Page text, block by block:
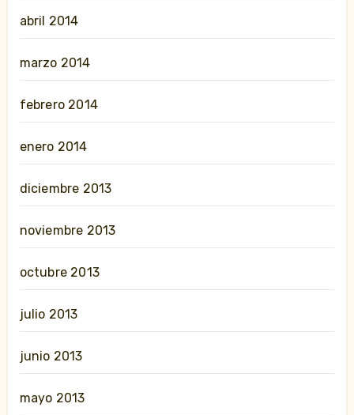
abril 2014
marzo 2014
febrero 2014
enero 2014
diciembre 2013
noviembre 2013
octubre 2013
julio 2013
junio 2013
mayo 2013